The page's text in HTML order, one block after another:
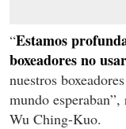
“Estamos
boxeadores no
nuestros
mundo
Wu Ching-Kuo.